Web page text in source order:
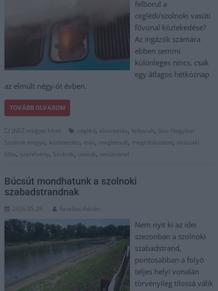
felborul a
ceglédi/szolnoki vasúti
fővonal közlekedése?
Az ingázók számára
ebben semmi
különleges nincs, csak
egy átlagos hétköznap
az elmúlt négy-öt évben.
TOVÁBB OLVASOM
JNSZ megyei hírek cegléd, elvontatás, felborult, Jász-Nagykun
Szolnok megye, közlekedés, máv, megbénult, meghibásodott, műszaki
hiba, szerelvény, Szolnok, utasok,vasútvonal
Búcsút mondhatunk a szolnoki
szabadstrandnak
2026.05.28. Fazekas Adrián
Nem nyit ki az idei
szezonban a szolnoki
szabadstrand,
pontosabban a folyó
teljes helyi vonalán
törvényileg tilossá válik